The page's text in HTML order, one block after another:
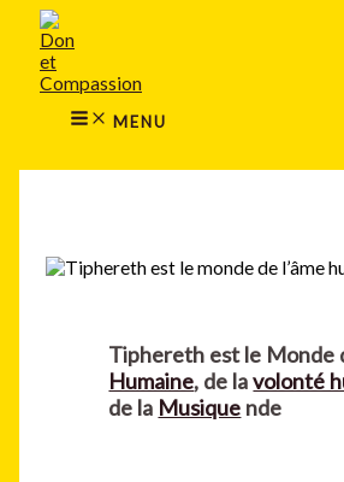
Aller
contenu
MENU
Tiphereth est le Monde
Humaine, de lavolonté
de la Musique nde